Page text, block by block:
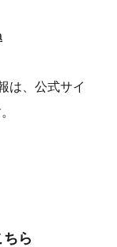
は、公式サイ
ら